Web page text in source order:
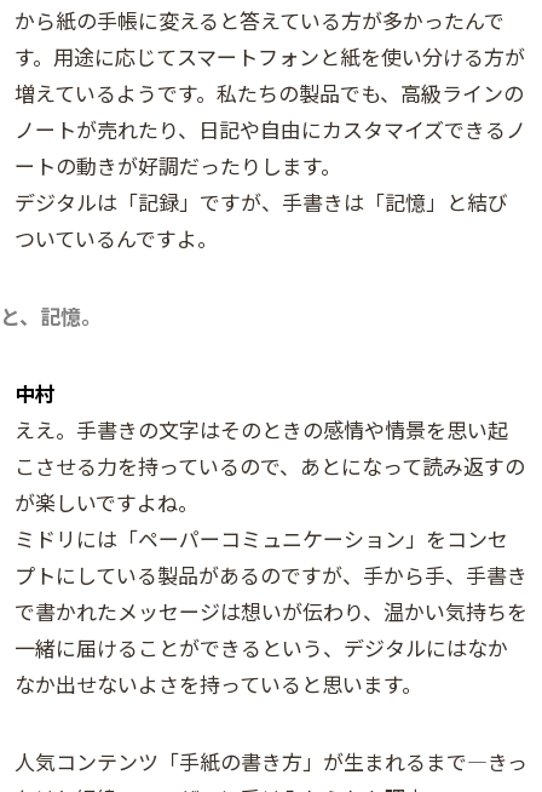
から紙の手帳に変えると答えている方が多かったんで
す。用途に応じてスマートフォンと紙を使い分ける方が
増えているようです。私たちの製品でも、高級ラインの
ノートが売れたり、日記や自由にカスタマイズできるノ
ートの動きが好調だったりします。
デジタルは「記録」ですが、手書きは「記憶」と結び
ついているんですよ。
、記憶。
中村
ええ。手書きの文字はそのときの感情や情景を思い起
こさせる力を持っているので、あとになって読み返すの
が楽しいですよね。
ミドリには「ペーパーコミュニケーション」をコンセ
プトにしている製品があるのですが、手から手、手書き
で書かれたメッセージは想いが伝わり、温かい気持ちを
一緒に届けることができるという、デジタルにはなか
なか出せないよさを持っていると思います。
人気コンテンツ「手紙の書き方」が生まれるまで―きっ